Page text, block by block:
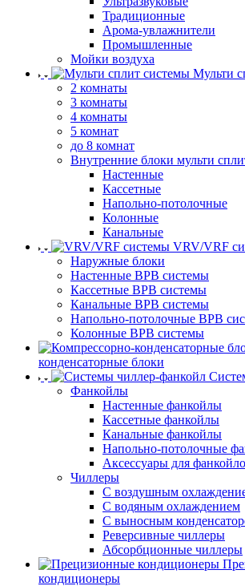
Традиционные
Арома-увлажнители
Промышленные
Мойки воздуха
Мульти
2 комнаты
3 комнаты
4 комнаты
5 комнат
до 8 комнат
Внутренние блоки мульти
Настенные
Кассетные
Напольно-потолочные
Колонные
Канальные
VRV/VRF
Наружные блоки
Настенные ВРВ системы
Кассетные ВРВ системы
Канальные ВРВ системы
Напольно-потолочные ВРВ
Колонные ВРВ системы
конденсаторные блоки
Фанкойлы
Настенные фанкойлы
Кассетные фанкойлы
Канальные фанкойлы
Напольно-потолочные
Аксессуары для
Чиллеры
С воздушным
С водяным охлаждением
С выносным
Реверсивные чиллеры
Абсорбционные чиллеры
кондиционеры